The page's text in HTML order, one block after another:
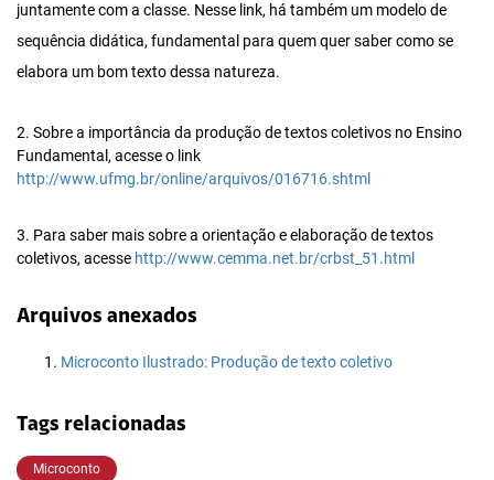
juntamente com a classe. Nesse link, há também um modelo de
sequência didática, fundamental para quem quer saber como se
elabora um bom texto dessa natureza.
2. Sobre a importância da produção de textos coletivos no Ensino
Fundamental, acesse o link
http://www.ufmg.br/online/arquivos/016716.shtml
3. Para saber mais sobre a orientação e elaboração de textos
coletivos, acesse http://www.cemma.net.br/crbst_51.html
Arquivos anexados
Microconto Ilustrado: Produção de texto coletivo
Tags relacionadas
Microconto